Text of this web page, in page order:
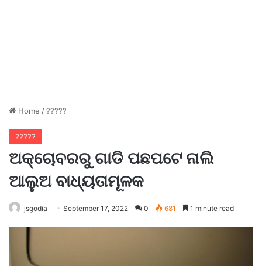
Home /?????
?????
ଅକ୍ଚୋବରରୁ ଗାଡି ପଛପଟେ ନାଲି
ଆଲୁଅ ବାଧ୍ୟତାମୂଳକ
jsgodia September 17, 2022 0 681 1 minute read